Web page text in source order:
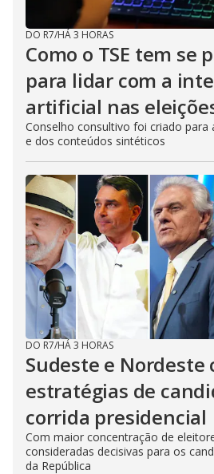
DO R7/HÁ 3 HORAS
Como o TSE tem se
para lidar com a
artificial nas
Conselho consultivo foi criado para
e dos conteúdos sintéticos
DO R7/HÁ 3 HORAS
Sudeste e
estratégias de
corrida presidencial
Com maior concentração de
consideradas decisivas para os
da República